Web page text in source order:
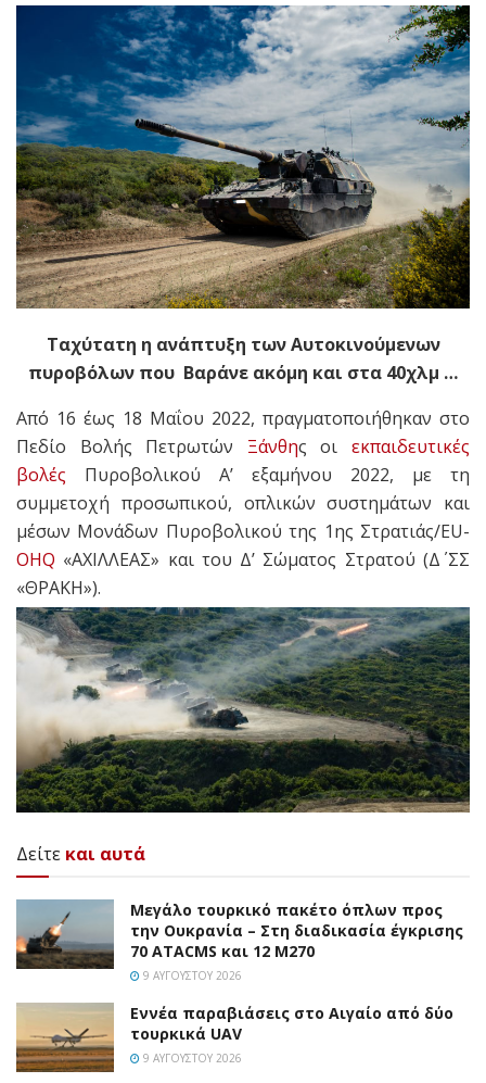
Ταχύτατη η ανάπτυξη των Αυτοκινούμενων
πυροβόλων που Βαράνε ακόμη και στα 40χλμ …
Από 16 έως 18 Μαΐου 2022, πραγματοποιήθηκαν στο
Πεδίο Βολής Πετρωτών Ξάνθης οιεκπαιδευτικές
βολές Πυροβολικού Α’ εξαμήνου 2022, με τη
συμμετοχή προσωπικού, οπλικών συστημάτων και
μέσων Μονάδων Πυροβολικού της 1ης Στρατιάς/EU-
OHQ «ΑΧΙΛΛΕΑΣ» και του Δ’ Σώματος Στρατού (Δ΄ ΣΣ
«ΘΡΑΚΗ»).
Δείτε και αυτά
Μεγάλο τουρκικό πακέτο όπλων προς
την Ουκρανία – Στη διαδικασία έγκρισης
70 ATACMS και 12 M270
9 ΑΥΓΟΎΣΤΟΥ 2026
Εννέα παραβιάσεις στο Αιγαίο από δύο
τουρκικά UAV
9 ΑΥΓΟΎΣΤΟΥ 2026